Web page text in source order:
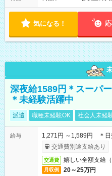
気になる！
深夜給1589円＊スーパ
＊未経験活躍中
派遣 職種未経験OK 社会人未経
給与
1,271円 ～1,589円 ＊日
交通費別途支給あり
交通費 嬉しい全額支給
月収例 20～25万円